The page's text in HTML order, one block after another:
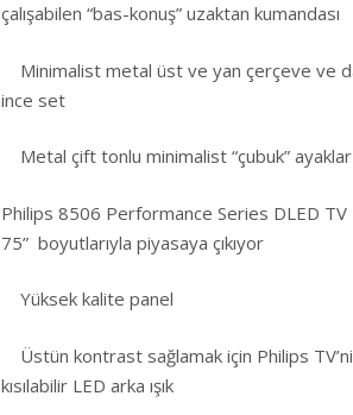
çalışabilen “bas-konuş” uzaktan kumandası
Minimalist metal üst ve yan çerçeve ve
ince set
Metal çift tonlu minimalist “çubuk” ayaklar
Philips 8506 Performance Series DLED TV
75” boyutlarıyla piyasaya çıkıyor
Yüksek kalite panel
Üstün kontrast sağlamak için Philips
kısılabilir LED arka ışık